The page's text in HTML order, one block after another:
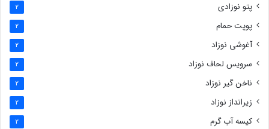
پتو نوزادی 2
پوپت حمام 2
آغوشی نوزاد 2
سرویس لحاف نوزاد 2
ناخن گیر نوزاد 2
زیرانداز نوزاد 2
کیسه آب گرم 2